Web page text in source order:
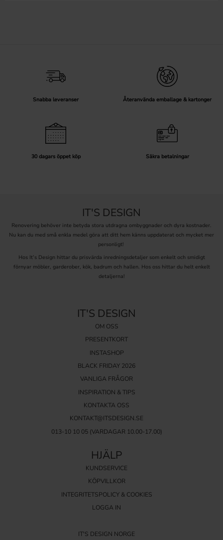
Snabba leveranser Återanvända emballage & kartonger
30 dagars öppet köp Säkra betalningar
IT'S DESIGN
Renovering behöver inte betyda stora utdragna ombyggnader och dyra kostnader.
Nu kan du med små enkla medel göra att ditt hem känns uppdaterat och mycket mer
personligt!
Hos It’s Design hittar du prisvärda inredningsdetaljer som enkelt och smidigt
förnyar möbler, garderober, kök, badrum och hallen. Hos oss hittar du helt enkelt
detaljerna!
IT'S DESIGN
OM OSS
PRESENTKORT
INSTASHOP
BLACK FRIDAY 2026
VANLIGA FRÅGOR
INSPIRATION & TIPS
KONTAKTA OSS
KONTAKT@ITSDESIGN.SE
013-10 10 05(VARDAGAR 10.00-17.00)
HJÄLP
KUNDSERVICE
KÖPVILLKOR
INTEGRITETSPOLICY & COOKIES
LOGGA IN
IT'S DESIGN NORGE